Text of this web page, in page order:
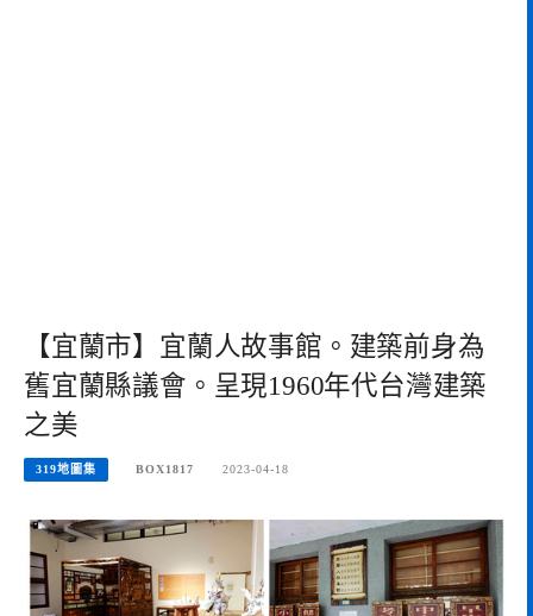
【宜蘭市】宜蘭人故事館。建築前身為
舊宜蘭縣議會。呈現1960年代台灣建築
之美
319地圖集 BOX1817 2023-04-18